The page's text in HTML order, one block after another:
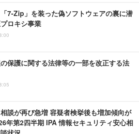
7-Zip」を装った偽ソフトウェアの裏に潜
ロキシ事業
の保護に関する法律等の一部を改正する法
相談が再び急増 容疑者検挙後も増加傾向が
年第2四半期 IPA 情報セキュリティ安心相